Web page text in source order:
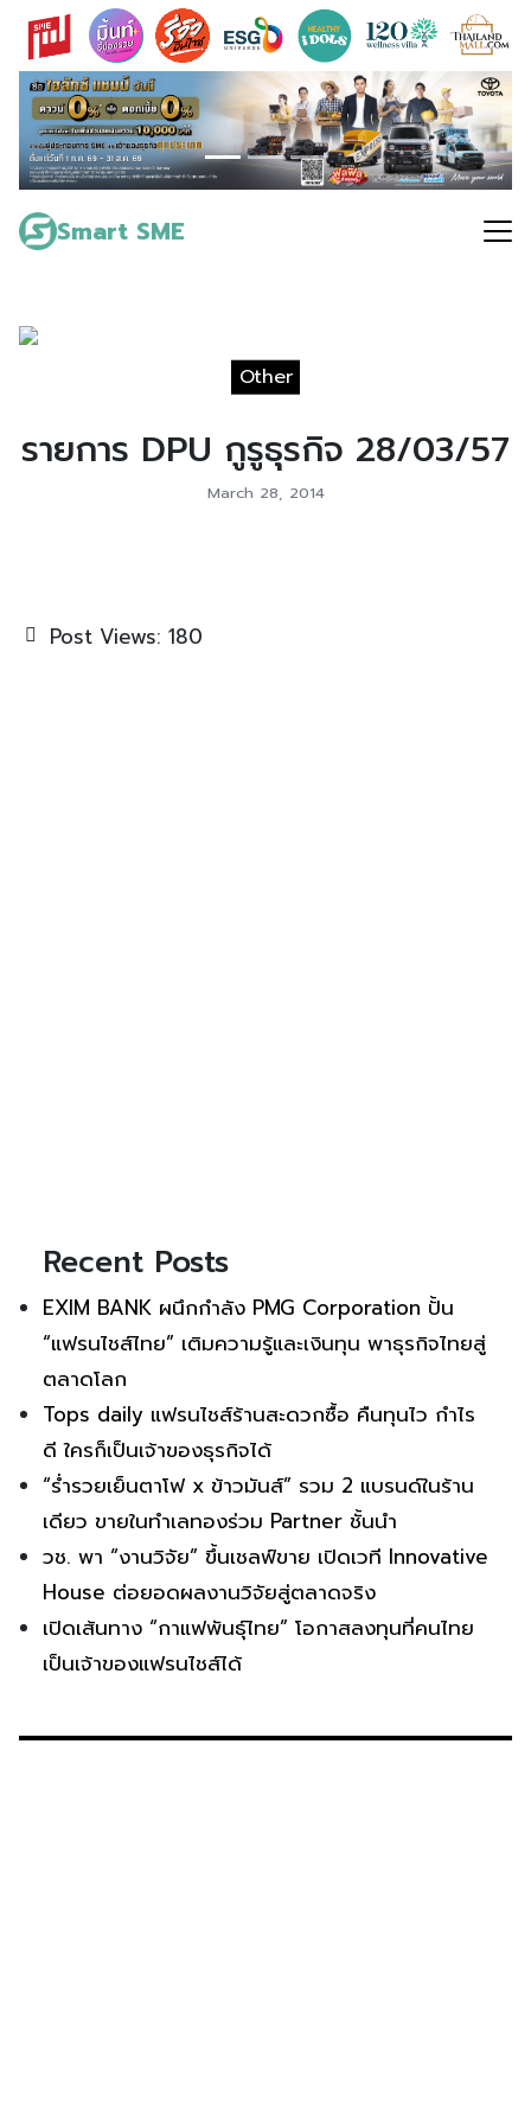
Skip
content
Smart SME
Search
for:
Other
รายการ DPU กูรูธุรกิจ 28/03/57
March 28, 2014
Post Views: 180
Recent Posts
EXIM BANK ผนึกกำลัง PMG Corporation ปั้น
“แฟรนไชส์ไทย” เติมความรู้และเงินทุน พาธุรกิจไทยสู่
ตลาดโลก
Tops daily แฟรนไชส์ร้านสะดวกซื้อ คืนทุนไว กำไร
ดี ใครก็เป็นเจ้าของธุรกิจได้
“ร่ำรวยเย็นตาโฟ x ข้าวมันส์” รวม 2 แบรนด์ในร้าน
เดียว ขายในทำเลทองร่วม Partner ชั้นนำ
วช. พา “งานวิจัย” ขึ้นเชลฟ์ขาย เปิดเวที Innovative
House ต่อยอดผลงานวิจัยสู่ตลาดจริง
เปิดเส้นทาง “กาแฟพันธุ์ไทย” โอกาสลงทุนที่คนไทย
เป็นเจ้าของแฟรนไชส์ได้